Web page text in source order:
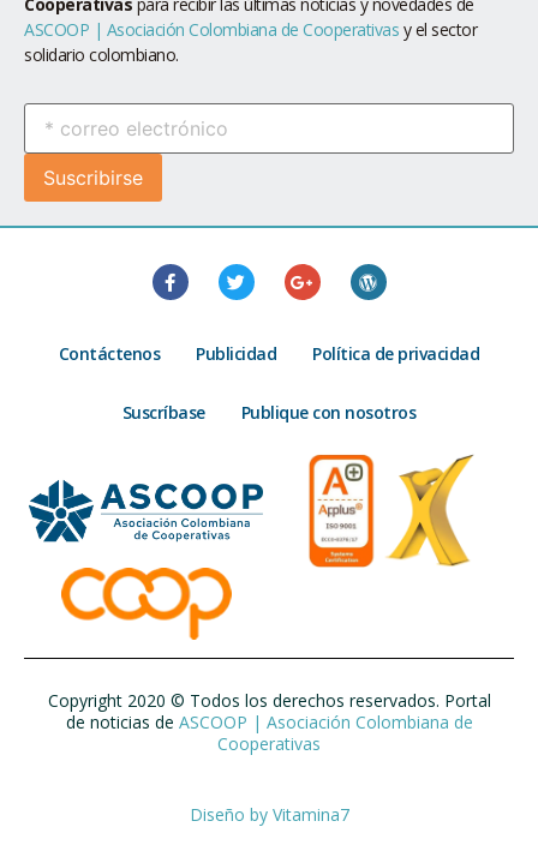
ASCOOP | Asociación Colombiana de Cooperativas y el sector
solidario colombiano.
Contáctenos Publicidad Política de privacidad
Suscríbase Publique con nosotros
Copyright 2020 © Todos los derechos reservados. Portal
de noticias de ASCOOP | Asociación Colombiana de
Cooperativas
Diseño by Vitamina7